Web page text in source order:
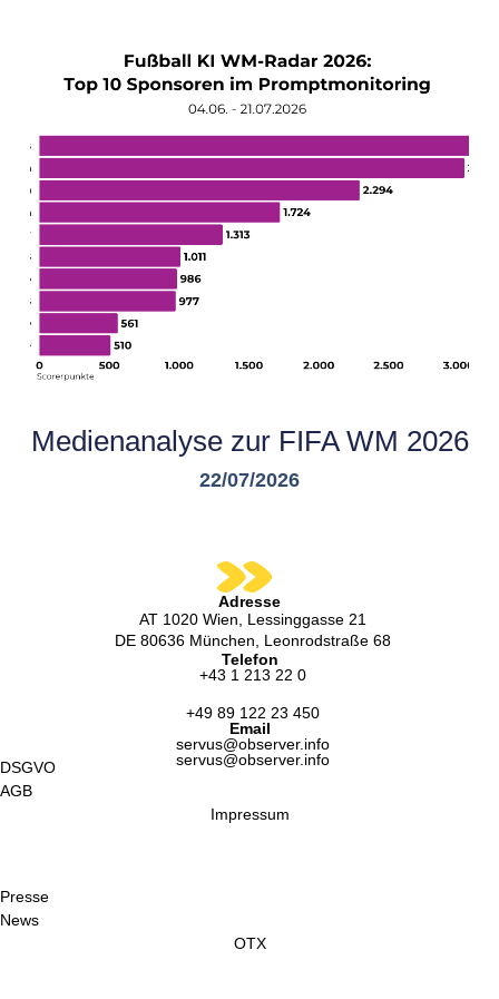
Medienanalyse zur FIFA WM 2026
22/07/2026
Adresse
AT 1020 Wien, Lessinggasse 21
DE 80636 München, Leonrodstraße 68
Telefon
+43 1 213 22 0
+49 89 122 23 450
Email
servus@observer.info
servus@observer.info
DSGVO
AGB
Impressum
Presse
News
OTX